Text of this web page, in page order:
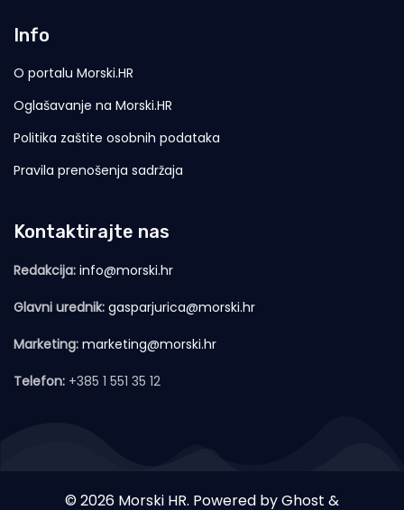
Info
O portalu Morski.HR
Oglašavanje na Morski.HR
Politika zaštite osobnih podataka
Pravila prenošenja sadržaja
Kontaktirajte nas
Redakcija: info@morski.hr
Glavni urednik: gasparjurica@morski.hr
Marketing: marketing@morski.hr
Telefon: +385 1 551 35 12
© 2026 Morski HR. Powered byGhost &